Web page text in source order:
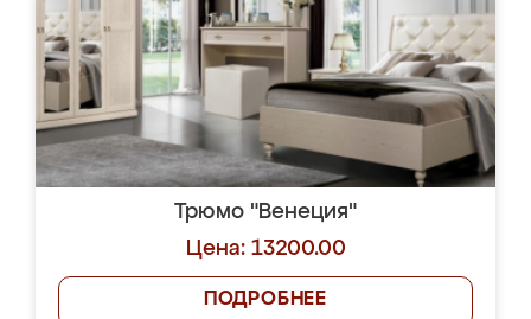
Трюмо "Венеция"
Цена: 13200.00
ПОДРОБНЕЕ